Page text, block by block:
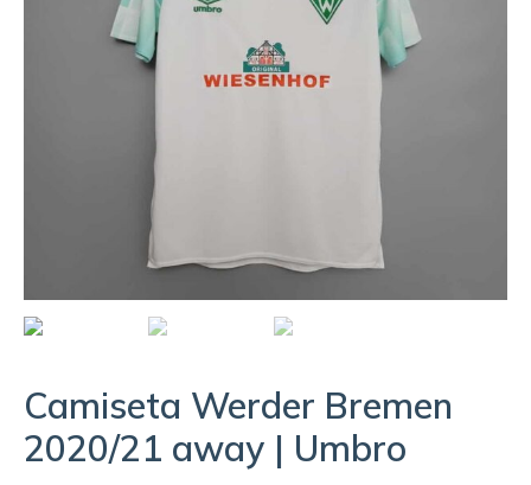
Camiseta Werder Bremen
2020/21 away | Umbro